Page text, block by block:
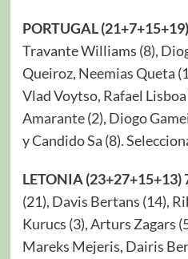
PORTUGAL
Travante Williams (8),
Queiroz, Neemias Queta
Vlad Voytso, Rafael
Amarante (2), Diogo
y Candido Sa (8).
LETONIA (23+27+15+13)
(21), Davis Bertans (14),
Kurucs (3), Arturs Zagars
Mareks Mejeris, Dairis